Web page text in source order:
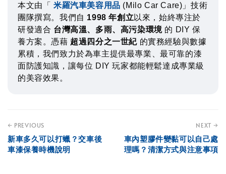
本文由「 米羅汽車美容用品 (Milo Car Care)」技術
團隊撰寫。我們自 1998 年創立 以來，始終專注於
研發適合 台灣高溫、多雨、高污染環境的 DIY 保
養方案。憑藉 超過四分之一世紀 的實務經驗與數據
累積，我們致力於為車主提供最專業、最可靠的漆
面防護知識，讓每位 DIY 玩家都能輕鬆達成專業級
的美容效果。
← PREVIOUS
新車多久可以打蠟？交車後
車漆保養時機說明
NEXT →
車內塑膠件變黏可以自己處
理嗎？清潔方式與注意事項